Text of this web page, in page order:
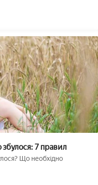
7 правил
Що необхідно